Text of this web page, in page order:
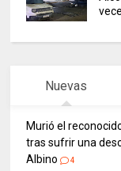
Nuevas
Murió el
tras sufrir una
Albino
4